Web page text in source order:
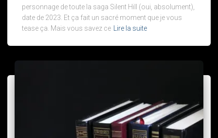
personnage de toute la saga Silent Hill (oui, absolument),
date de 2023. Et ça fait un sacré moment que je vous
tease ça. Mais vous savez ce
Lire la suite